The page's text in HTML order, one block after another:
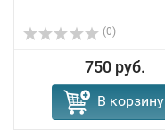
(0)
750 руб.
В корзину